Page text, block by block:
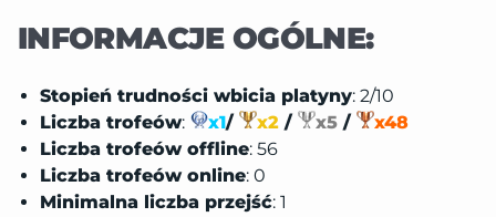
INFORMACJE OGÓLNE:
Stopień trudności wbicia platyny: 2/10
Liczba trofeów: x1/ x2 / x5 /
x48
Liczba trofeów offline: 56
Liczba trofeów online: 0
Minimalna liczba przejść: 1